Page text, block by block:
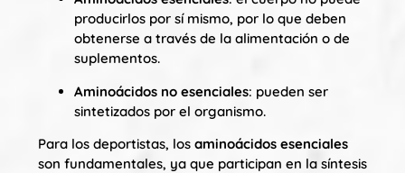
producirlos por sí mismo, por lo que deben
obtenerse a través de la alimentación o de
suplementos.
Aminoácidos no esenciales: pueden ser
sintetizados por el organismo.
Para los deportistas, los aminoácidos esenciales
son fundamentales, ya que participan en la síntesis